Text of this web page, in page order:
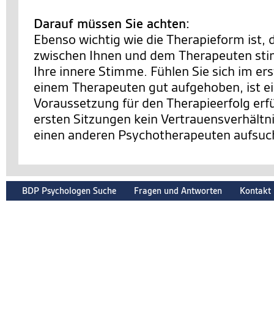
Darauf müssen Sie achten:
Ebenso wichtig wie die Therapieform ist,
zwischen Ihnen und dem Therapeuten
Ihre innere Stimme. Fühlen Sie sich im
einem Therapeuten gut aufgehoben, ist
Voraussetzung für den Therapieerfolg
ersten Sitzungen kein
einen anderen Psychotherapeuten
BDP Psychologen Suche Fragen und Antworten Kontakt